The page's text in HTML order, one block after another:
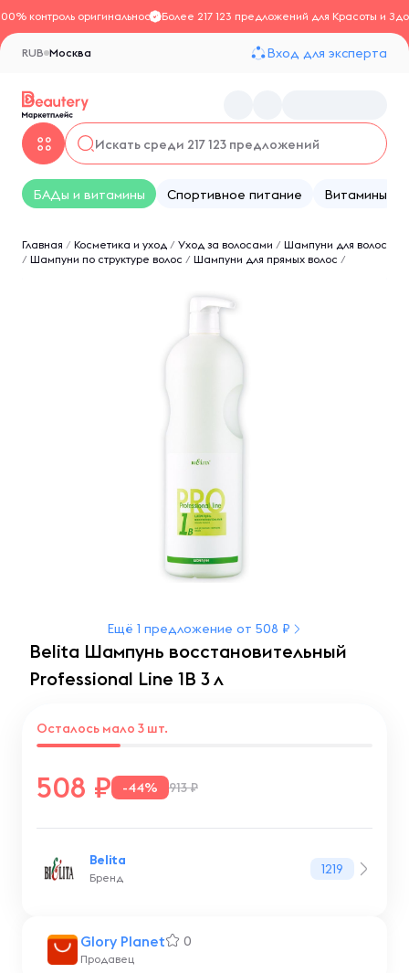
контроль оригинальностиБолее 217 123 предложений для Красоты и
Москва
RUB Вход для эксперта
БАДы и витамины Спортивное питание Витамины
Главная / Косметика и уход / Уход за волосами / Шампуни для волос
/ Шампуни по структуре волос / Шампуни для прямых волос /
Ещё 1 предложение от 508 ₽
Belita Шампунь восстановительный
Professional Line 1В 3 л
Glory Planet 0
Продавец
508 -44% 913 ₽
Осталось мало 3 шт.
Belita
Бренд
1219